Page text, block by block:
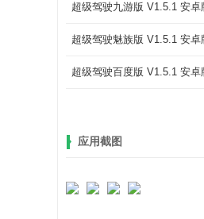
超级驾驶九游版 V1.5.1 安卓
超级驾驶魅族版 V1.5.1 安卓
超级驾驶百度版 V1.5.1 安卓
应用截图